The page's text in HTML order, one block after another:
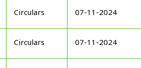
Circulars 07-11-2024
Circulars 07-11-2024